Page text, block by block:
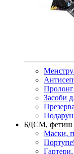
Засоби
БДСМ, фетиш
Маски,